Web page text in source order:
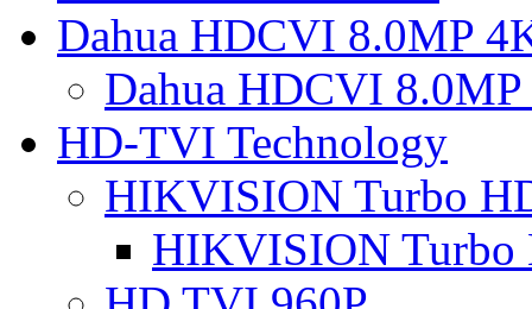
Dahua HDCVI 8.0MP
Dahua HDCVI 8.0MP
HD-TVI Technology
HIKVISION Turbo
HIKVISION Turbo